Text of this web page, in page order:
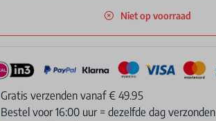
Niet op voorraad
Gratis verzenden vanaf € 49.95
Bestel voor 16:00 uur = dezelfde dag verzonden